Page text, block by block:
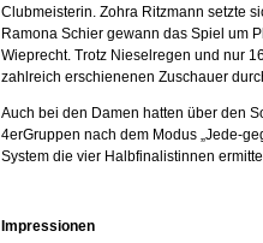
Clubmeisterin. Zohra Ritzmann setzte
Ramona Schier gewann das Spiel um
Wieprecht. Trotz Nieselregen und nur
zahlreich erschienenen Zuschauer
Auch bei den Damen hatten über den
4erGruppen nach dem Modus „Jede-
System die vier Halbfinalistinnen
Impressionen